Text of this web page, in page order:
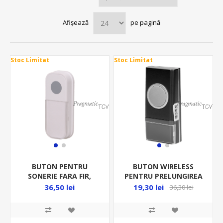
Afișează pe pagină
Stoc Limitat
BUTON PENTRU
SONERIE FARA FIR,
SERIA FADO
36,50 lei
Stoc Limitat
BUTON WIRELESS
PENTRU PRELUNGIREA
SONERIEI OR-DB-YK-118
19,30 lei 36,30 lei